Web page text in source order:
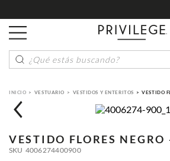
¿Qué estás buscando?
VESTUARIO VESTIDOS Y ENTERITOS VESTIDO
VESTIDO FLORES NEGRO
SKU 4006274400900